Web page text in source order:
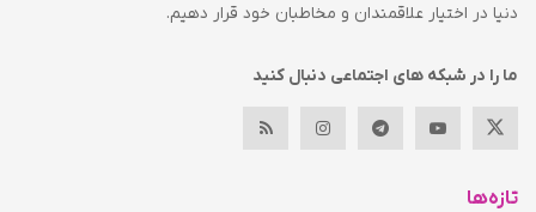
دنیا در اختیار علاقمندان و مخاطبان خود قرار دهیم.
ما را در شبکه های اجتماعی دنبال کنید
تازه‌ها